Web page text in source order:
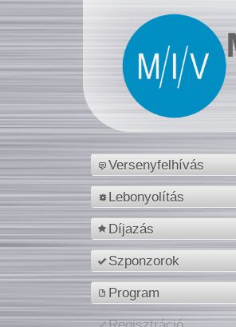
Versenyfelhívás
Lebonyolítás
Díjazás
Szponzorok
Program